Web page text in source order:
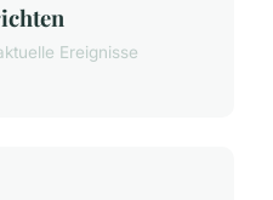
Ereignisse